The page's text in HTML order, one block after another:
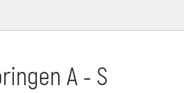
A - S